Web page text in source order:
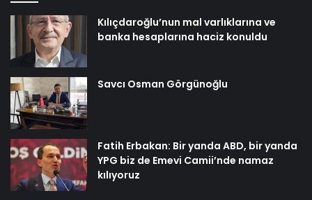
Kılıçdaroğlu’nun mal varlıklarına ve
banka hesaplarına haciz konuldu
Savcı Osman Görgünoğlu
Fatih Erbakan: Bir yanda ABD, bir yanda
YPG biz de Emevi Camii’nde namaz
kılıyoruz